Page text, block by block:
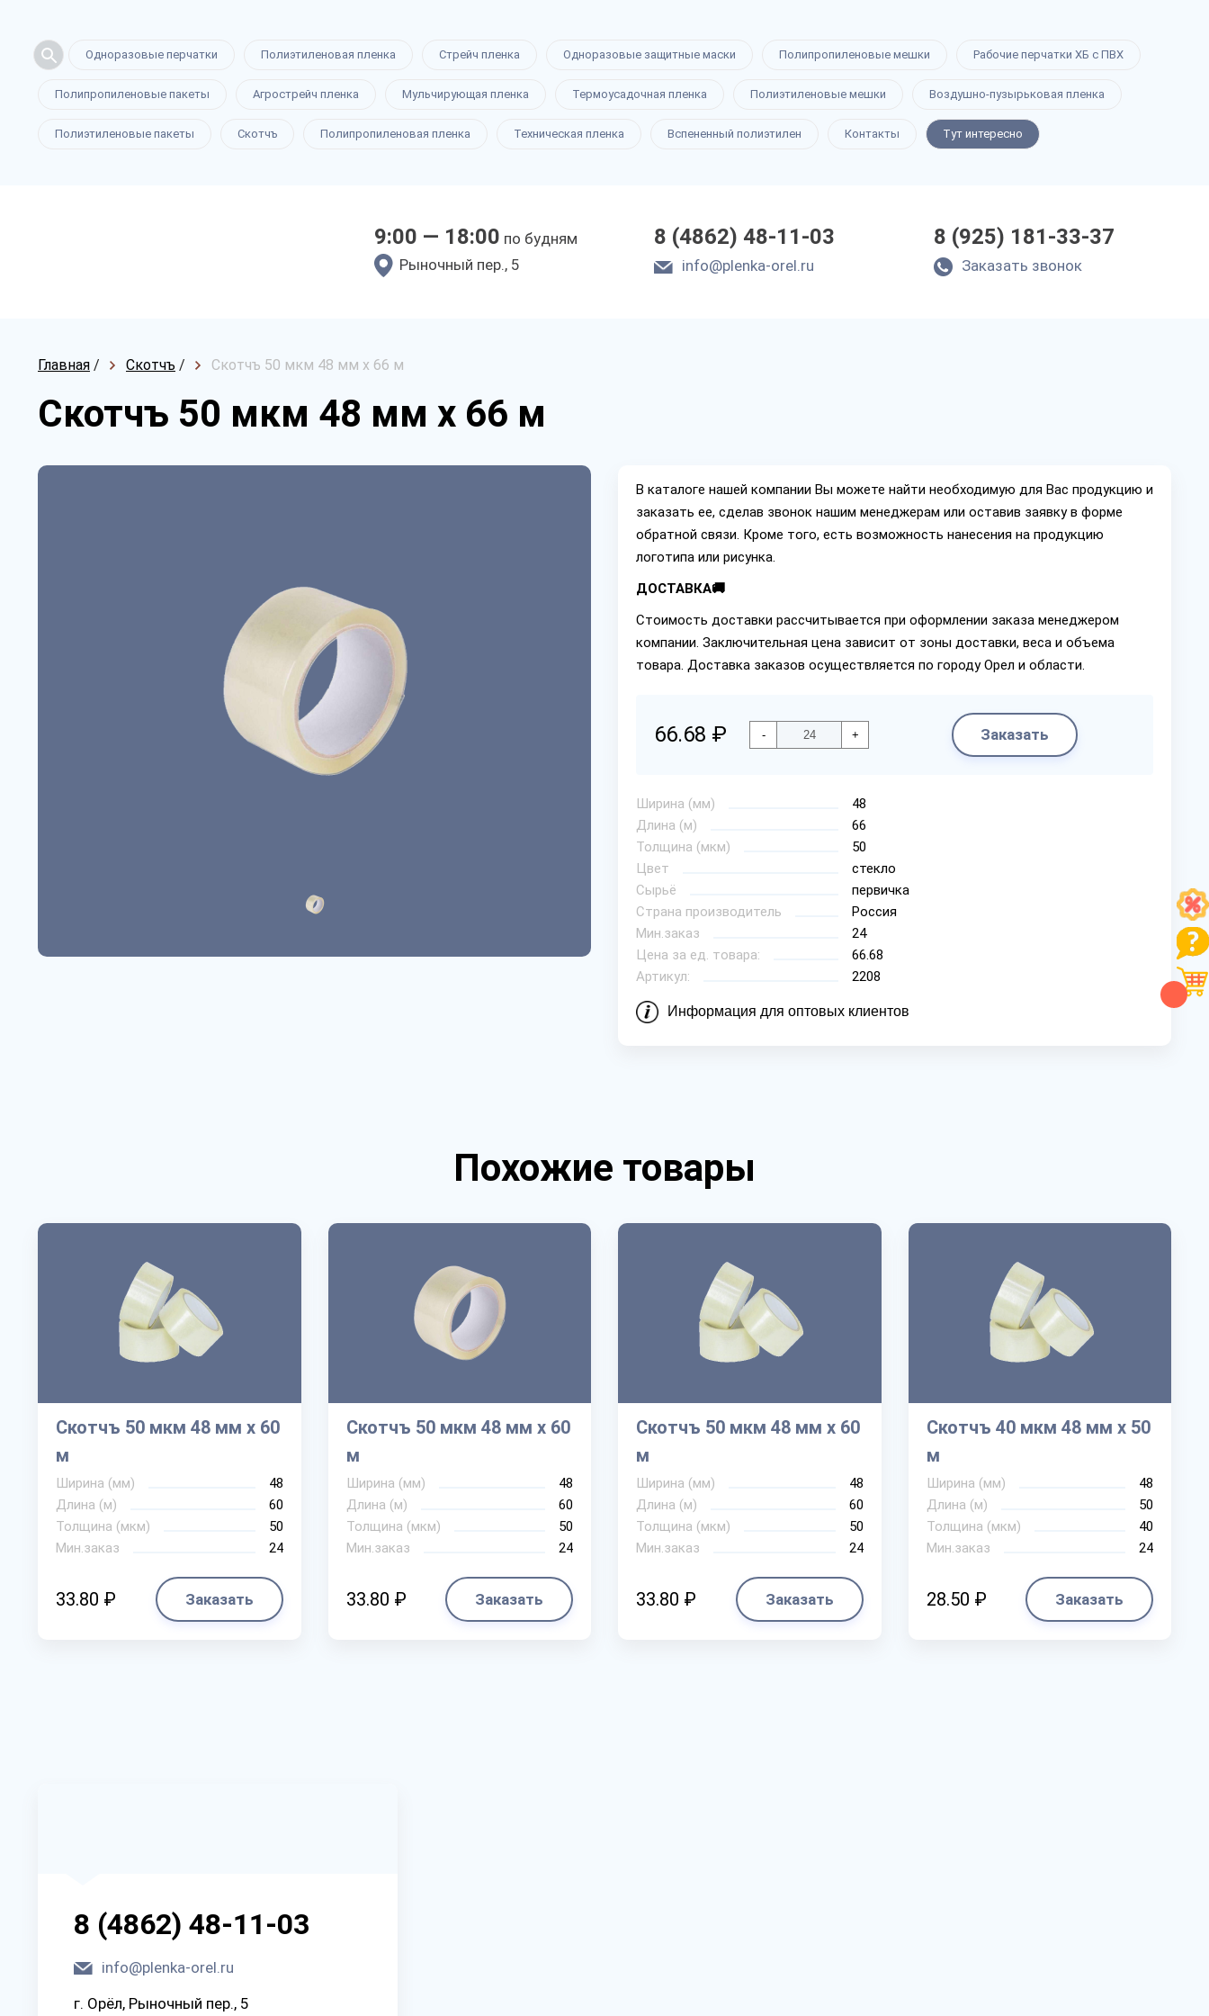
Одноразовые перчатки Полиэтиленовая пленка Стрейч пленка Одноразовые защитные маски Полипропиленовые мешки Рабочие перчатки ХБ с ПВХ
Полипропиленовые пакеты Агрострейч пленка Мульчирующая пленка Термоусадочная пленка Полиэтиленовые мешки Воздушно-пузырьковая пленка
Полиэтиленовые пакеты Скотчъ Полипропиленовая пленка Техническая пленка Вспененный полиэтилен Контакты Тут интересно
9:00 — 18:00 по будням
Рыночный пер., 5
8 (4862) 48-11-03
info@plenka-orel.ru
8 (925) 181-33-37
Заказать звонок
Главная / Скотчъ / Скотчъ 50 мкм 48 мм х 66 м
Скотчъ 50 мкм 48 мм х 66 м
В каталоге нашей компании Вы можете найти необходимую для Вас продукцию и
заказать ее, сделав звонок нашим менеджерам или оставив заявку в форме
обратной связи. Кроме того, есть возможность нанесения на продукцию
логотипа или рисунка.
ДОСТАВКА🚚
Стоимость доставки рассчитывается при оформлении заказа менеджером
компании. Заключительная цена зависит от зоны доставки, веса и объема
товара. Доставка заказов осуществляется по городу Орел и области.
66.68 ₽ - + Заказать
Ширина (мм)
48
Длина (м)
66
Толщина (мкм)
50
Цвет
стекло
Сырьё
первичка
Страна производитель
Россия
Мин.заказ
24
Цена за ед. товара:
66.68
Артикул:
2208
Информация для оптовых клиентов
Похожие товары
Скотчъ 50 мкм 48 мм х 60
м
Ширина (мм)
48
Длина (м)
60
Толщина (мкм)
50
Мин.заказ
24
33.80 ₽ Заказать
Скотчъ 50 мкм 48 мм х 60
м
Ширина (мм)
48
Длина (м)
60
Толщина (мкм)
50
Мин.заказ
24
33.80 ₽ Заказать
Скотчъ 50 мкм 48 мм х 60
м
Ширина (мм)
48
Длина (м)
60
Толщина (мкм)
50
Мин.заказ
24
33.80 ₽ Заказать
Скотчъ 40 мкм 48 мм х 50
м
Ширина (мм)
48
Длина (м)
50
Толщина (мкм)
40
Мин.заказ
24
28.50 ₽ Заказать
8 (4862) 48-11-03
info@plenka-orel.ru
г. Орёл, Рыночный пер., 5